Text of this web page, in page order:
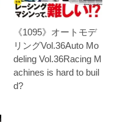
《1095》オートモデ
リングVol.36Auto Mo
deling Vol.36Racing M
achines is hard to buil
d?